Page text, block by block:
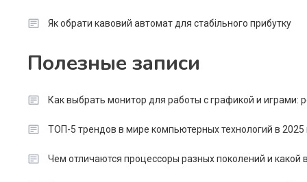
Як обрати кавовий автомат для стабільного прибутку
Полезные записи
Как выбрать монитор для работы с графикой и играми:
ТОП-5 трендов в мире компьютерных технологий в 2025
Чем отличаются процессоры разных поколений и какой